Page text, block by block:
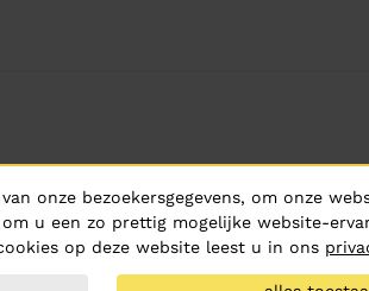
onze bezoekersgegevens, om onze
u een zo prettig mogelijke website-
op deze website leest u in ons